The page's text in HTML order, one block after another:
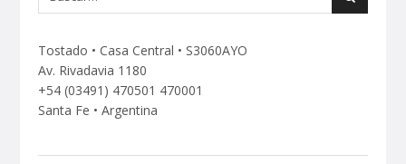
Tostado • Casa Central • S3060AYO
Av. Rivadavia 1180
+54 (03491) 470501 470001
Santa Fe • Argentina